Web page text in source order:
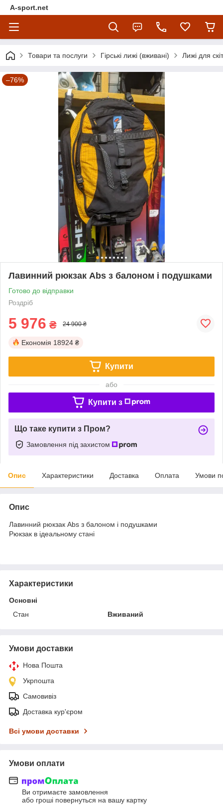
A-sport.net
Товари та послуги Гірські лижі (вживані) Лижі для
–76%
Лавинний рюкзак Abs з балоном і подушками
Готово до відправки
Роздріб
5 976 ₴ 24 900 ₴
Економія 18924 ₴
Купити
або
Купити з
Що таке купити з Пром?
Замовлення під захистом
Опис Характеристики Доставка Оплата Умови
Опис
Лавинний рюкзак Abs з балоном і подушками
Рюкзак в ідеальному стані
Характеристики
Основні
Стан
Вживаний
Умови доставки
Нова Пошта
Укрпошта
Самовивіз
Доставка кур'єром
Всі умови доставки
Умови оплати
Ви отримаєте замовлення
або гроші повернуться на вашу картку